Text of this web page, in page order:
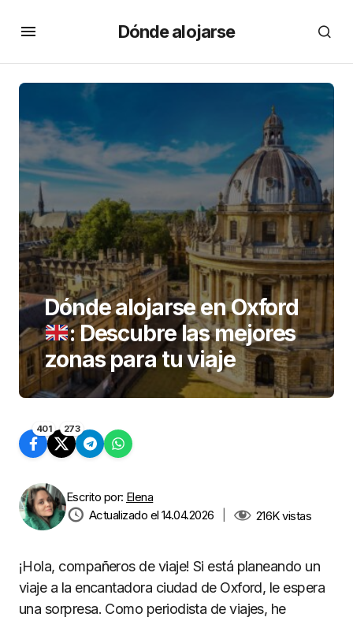
Dónde alojarse
Dónde alojarse en Oxford
: Descubre las mejores
zonas para tu viaje
401 273
Escrito por: Elena
Actualizado el 14.04.2026
216Kvistas
¡Hola, compañeros de viaje! Si está planeando un
viaje a la encantadora ciudad de Oxford, le espera
una sorpresa. Como periodista de viajes, he